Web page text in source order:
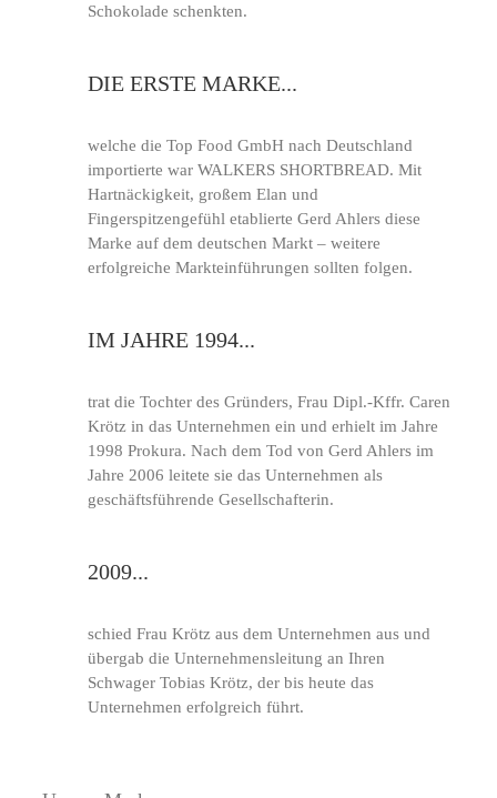
Schokolade schenkten.
DIE ERSTE MARKE...
welche die Top Food GmbH nach Deutschland
importierte war WALKERS SHORTBREAD. Mit
Hartnäckigkeit, großem Elan und
Fingerspitzengefühl etablierte Gerd Ahlers diese
Marke auf dem deutschen Markt – weitere
erfolgreiche Markteinführungen sollten folgen.
IM JAHRE 1994...
trat die Tochter des Gründers, Frau Dipl.-Kffr. Caren
Krötz in das Unternehmen ein und erhielt im Jahre
1998 Prokura. Nach dem Tod von Gerd Ahlers im
Jahre 2006 leitete sie das Unternehmen als
geschäftsführende Gesellschafterin.
2009...
schied Frau Krötz aus dem Unternehmen aus und
übergab die Unternehmensleitung an Ihren
Schwager Tobias Krötz, der bis heute das
Unternehmen erfolgreich führt.